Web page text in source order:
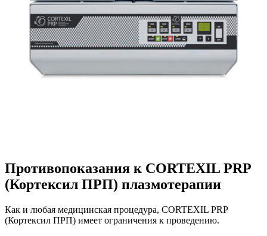
Противопоказания к CORTEXIL PRP
(Кортексил ПРП) плазмотерапии
Как и любая медицинская процедура, CORTEXIL PRP
(Кортексил ПРП) имеет ограничения к проведению.